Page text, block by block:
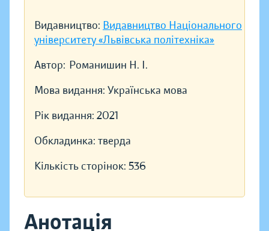
Видавництво: Видавництво Національного
університету «Львівська політехніка»
Автор: Романишин Н. І.
Мова видання: Українська мова
Рік видання: 2021
Обкладинка: тверда
Кількість сторінок: 536
Анотація